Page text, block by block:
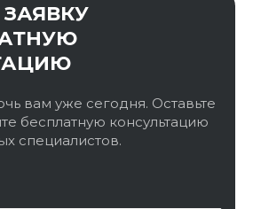
вам уже сегодня. Оставьте
бесплатную консультацию
специалистов.